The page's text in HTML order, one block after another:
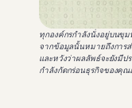
ทุกองค์กรกำลังนั่งอยู่บนขุ
จากข้อมูลนั้นหมายถึงการส่
และหวังว่าผลลัพธ์จะยังมีป
กำลังกัดกร่อนธุรกิจของคุณ